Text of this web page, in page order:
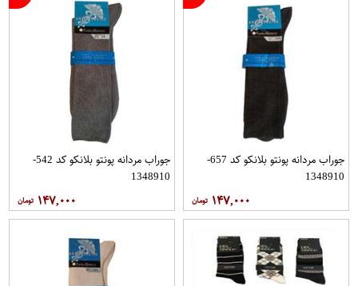
جوراب مردانه پونتو بلانکو کد 657-
1348910
۱۴۷,۰۰۰
جوراب مردانه پونتو بلانکو کد 542-
1348910
۱۴۷,۰۰۰